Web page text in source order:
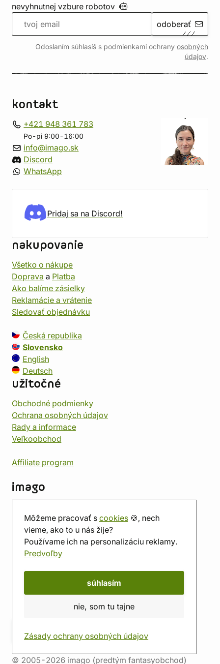
Môžeme pracovať s cookies 🍪, nech
vieme, ako to u nás žije?
Používame ich na personalizáciu reklamy.
Predvoľby
súhlasím
nie, som tu tajne
Zásady ochrany osobných údajov
nevyhnutnej vzbure robotov
odoberať
Odoslaním súhlasíš s podmienkami ochrany osobných
údajov.
kontakt
+421 948 361 783
Po-pi 9:00-16:00
info@imago.sk
Discord
WhatsApp
Pridaj sa na Discord!
nakupovanie
Všetko o nákupe
Doprava a Platba
Ako balíme zásielky
Reklamácie a vrátenie
Sledovať objednávku
Česká republika
Slovensko
English
Deutsch
užitočné
Obchodné podmienky
Ochrana osobných údajov
Rady a informace
Veľkoobchod
Affiliate program
imago
Predajňa
Herňa
O nás
Hodnotenie obchodu
© 2005-2026 imago (predtým fantasyobchod)